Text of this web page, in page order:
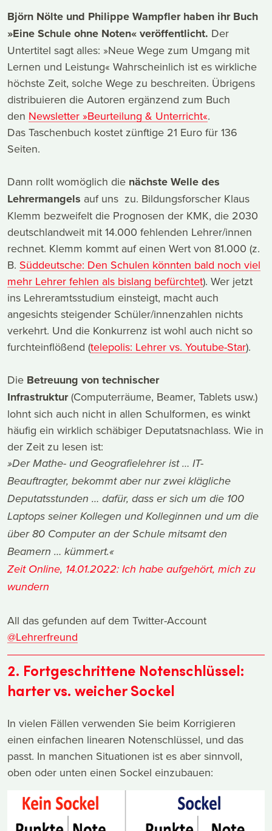
Björn Nölte und Philippe Wampfler haben ihr Buch
»Eine Schule ohne Noten« veröffentlicht. Der
Untertitel sagt alles: »Neue Wege zum Umgang mit
Lernen und Leistung« Wahrscheinlich ist es wirkliche
höchste Zeit, solche Wege zu beschreiten. Übrigens
distribuieren die Autoren ergänzend zum Buch
den Newsletter »Beurteilung & Unterricht«.
Das Taschenbuch kostet zünftige 21 Euro für 136
Seiten.
Dann rollt womöglich die nächste Welle des
Lehrermangels auf uns zu. Bildungsforscher Klaus
Klemm bezweifelt die Prognosen der KMK, die 2030
deutschlandweit mit 14.000 fehlenden Lehrer/innen
rechnet. Klemm kommt auf einen Wert von 81.000 (z.
B. Süddeutsche: Den Schulen könnten bald noch viel
mehr Lehrer fehlen als bislang befürchtet). Wer jetzt
ins Lehreramtsstudium einsteigt, macht auch
angesichts steigender Schüler/innenzahlen nichts
verkehrt. Und die Konkurrenz ist wohl auch nicht so
furchteinflößend (telepolis: Lehrer vs. Youtube-Star).
Die Betreuung von technischer
Infrastruktur(Computerräume, Beamer, Tablets usw.)
lohnt sich auch nicht in allen Schulformen, es winkt
häufig ein wirklich schäbiger Deputatsnachlass. Wie in
der Zeit zu lesen ist:
»Der Mathe- und Geografielehrer ist … IT-
Beauftragter, bekommt aber nur zwei klägliche
Deputatsstunden … dafür, dass er sich um die 100
Laptops seiner Kollegen und Kolleginnen und um die
über 80 Computer an der Schule mitsamt den
Beamern … kümmert.«
Zeit Online, 14.01.2022: Ich habe aufgehört, mich zu
wundern
All das gefunden auf dem Twitter-Account
@Lehrerfreund
2. Fortgeschrittene Notenschlüssel:
harter vs. weicher Sockel
In vielen Fällen verwenden Sie beim Korrigieren
einen einfachen linearen Notenschlüssel, und das
passt. In manchen Situationen ist es aber sinnvoll,
oben oder unten einen Sockel einzubauen: